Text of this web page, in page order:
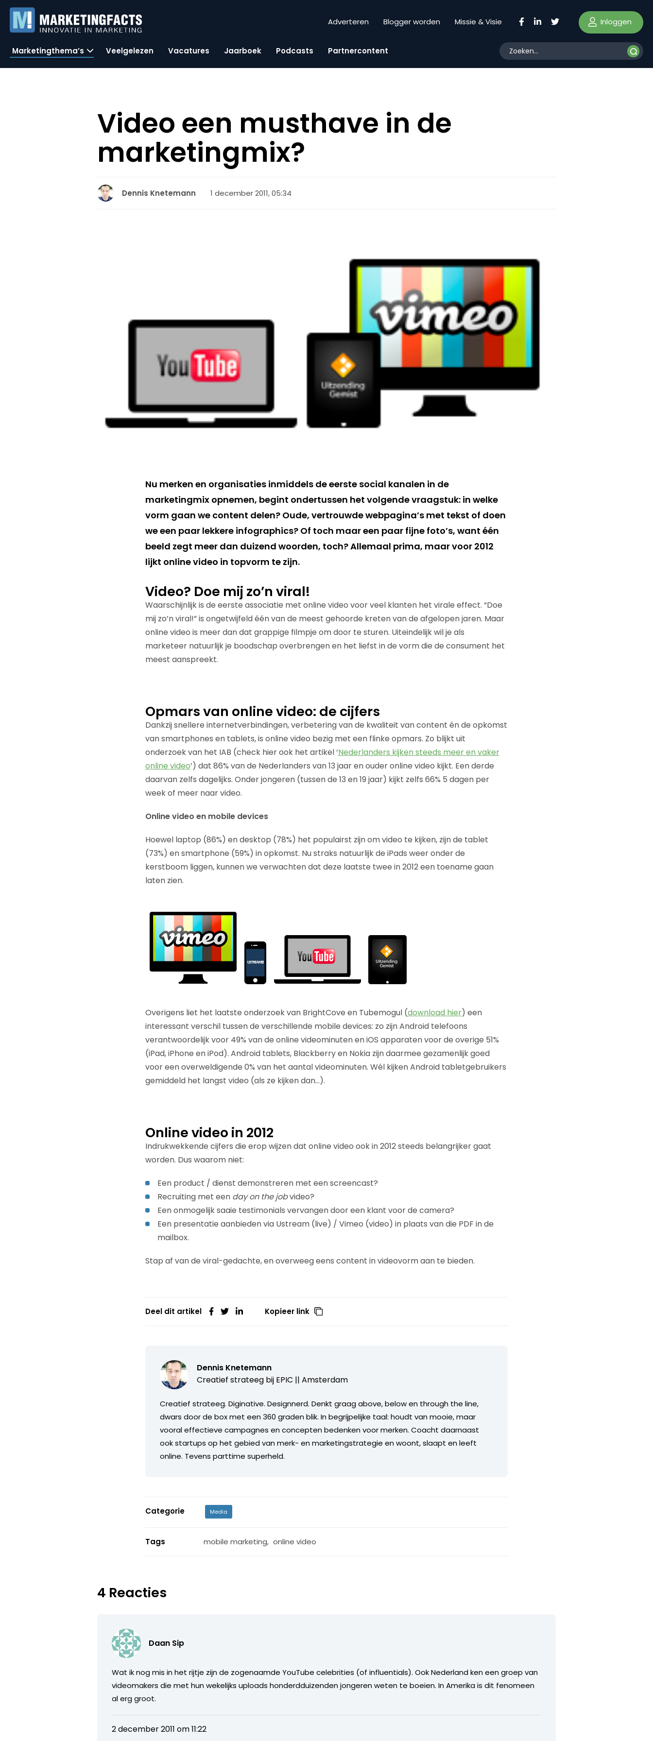
Adverteren Blogger worden Missie & Visie Inloggen
Marketingthema’s Veelgelezen Vacatures Jaarboek Podcasts Partnercontent
Video een musthave in de
marketingmix?
Dennis Knetemann 1 december 2011, 05:34
Nu merken en organisaties inmiddels de eerste social kanalen in de
marketingmix opnemen, begint ondertussen het volgende vraagstuk: in welke
vorm gaan we content delen? Oude, vertrouwde webpagina’s met tekst of doen
we een paar lekkere infographics? Of toch maar een paar fijne foto’s, want één
beeld zegt meer dan duizend woorden, toch? Allemaal prima, maar voor 2012
lijkt online video in topvorm te zijn.
Video? Doe mij zo’n viral!
Waarschijnlijk is de eerste associatie met online video voor veel klanten het virale effect. “Doe
mij zo’n viral!” is ongetwijfeld één van de meest gehoorde kreten van de afgelopen jaren. Maar
online video is meer dan dat grappige filmpje om door te sturen. Uiteindelijk wil je als
marketeer natuurlijk je boodschap overbrengen en het liefst in de vorm die de consument het
meest aanspreekt.
Opmars van online video: de cijfers
Dankzij snellere internetverbindingen, verbetering van de kwaliteit van content én de opkomst
van smartphones en tablets, is online video bezig met een flinke opmars. Zo blijkt uit
onderzoek van het IAB (check hier ook het artikel ‘Nederlanders kijken steeds meer en vaker
online video’) dat 86% van de Nederlanders van 13 jaar en ouder online video kijkt. Een derde
daarvan zelfs dagelijks. Onder jongeren (tussen de 13 en 19 jaar) kijkt zelfs 66% 5 dagen per
week of meer naar video.
Online video en mobile devices
Hoewel laptop (86%) en desktop (78%) het populairst zijn om video te kijken, zijn de tablet
(73%) en smartphone (59%) in opkomst. Nu straks natuurlijk de iPads weer onder de
kerstboom liggen, kunnen we verwachten dat deze laatste twee in 2012 een toename gaan
laten zien.
Overigens liet het laatste onderzoek van BrightCove en Tubemogul (download hier) een
interessant verschil tussen de verschillende mobile devices: zo zijn Android telefoons
verantwoordelijk voor 49% van de online videominuten en iOS apparaten voor de overige 51%
(iPad, iPhone en iPod). Android tablets, Blackberry en Nokia zijn daarmee gezamenlijk goed
voor een overweldigende 0% van het aantal videominuten. Wél kijken Android tabletgebruikers
gemiddeld het langst video (als ze kijken dan…).
Online video in 2012
Indrukwekkende cijfers die erop wijzen dat online video ook in 2012 steeds belangrijker gaat
worden. Dus waarom niet:
Een product / dienst demonstreren met een screencast?
Recruiting met een day on the jobvideo?
Een onmogelijk saaie testimonials vervangen door een klant voor de camera?
Een presentatie aanbieden via Ustream (live) / Vimeo (video) in plaats van die PDF in de
mailbox.
Stap af van de viral-gedachte, en overweeg eens content in videovorm aan te bieden.
Deel dit artikel Kopieer link
Dennis Knetemann
Creatief strateeg bij EPIC || Amsterdam
Creatief strateeg. Diginative. Designnerd. Denkt graag above, below en through the line,
dwars door de box met een 360 graden blik. In begrijpelijke taal: houdt van mooie, maar
vooral effectieve campagnes en concepten bedenken voor merken. Coacht daarnaast
ook startups op het gebied van merk- en marketingstrategie en woont, slaapt en leeft
online. Tevens parttime superheld.
Categorie Media
Tags mobile marketing, online video
4 Reacties
Daan Sip
Wat ik nog mis in het rijtje zijn de zogenaamde YouTube celebrities (of influentials). Ook Nederland ken een groep van
videomakers die met hun wekelijks uploads honderdduizenden jongeren weten te boeien. In Amerika is dit fenomeen
al erg groot.
2 december 2011 om 11:22